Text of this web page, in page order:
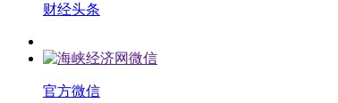
财经头条
官方微信